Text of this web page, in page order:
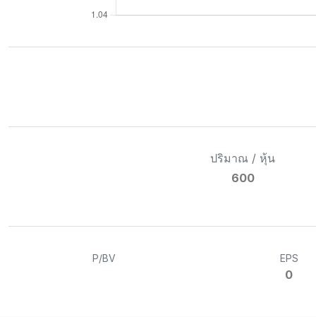
ปริมาณ / หุ้น
600
P/BV EPS
0